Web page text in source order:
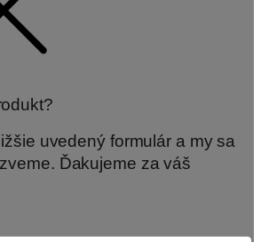
uvedený formulár a my sa
Ďakujeme za váš